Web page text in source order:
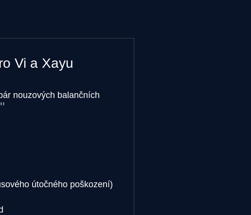
Vi a Xayu
nouzových balančních
útočného poškození)